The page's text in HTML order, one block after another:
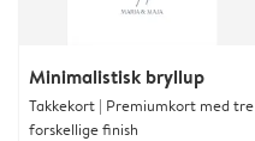
Minimalistisk bryllup
Takkekort | Premiumkort med tre
forskellige finish